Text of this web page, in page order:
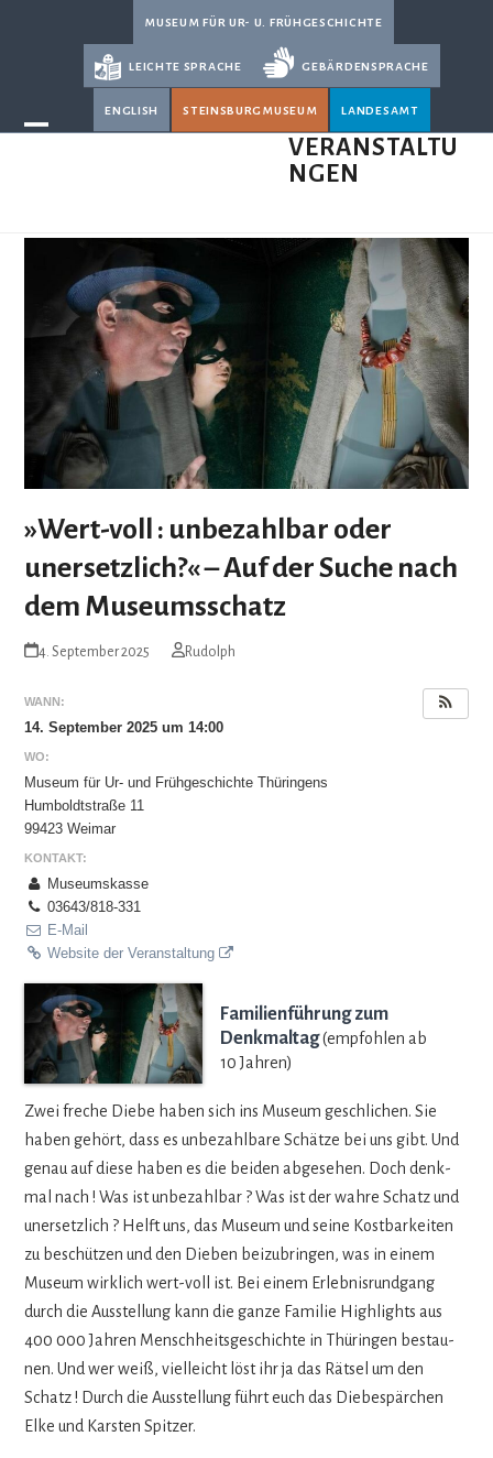
museum für ur- u. frühgeschichte
leichte sprache gebärdensprache
english steinsburgmuseum landesamt
VERANSTALTU
NGEN
»Wert-voll : unbezahlbar oder
unersetzlich?« – Auf der Suche nach
dem Museumsschatz
4. September 2025 Rudolph
WANN:
14. September 2025 um 14:00
WO:
Museum für Ur- und Frühgeschichte Thüringens
Humboldtstraße 11
99423 Weimar
KONTAKT:
Museumskasse
03643/818-331
E-Mail
Website der Veranstaltung
Familienführung zum
Denkmaltag(empfohlen ab
10 Jahren)
Zwei fre­che Diebe haben sich ins Museum geschli­chen. Sie
haben gehört, dass es unbe­zahl­bare Schätze bei uns gibt. Und
genau auf diese haben es die bei­den abge­se­hen. Doch denk-
mal nach ! Was ist unbe­zahl­bar ? Was ist der wahre Schatz und
uner­setz­lich ? Helft uns, das Museum und seine Kost­bar­kei­ten
zu beschüt­zen und den Die­ben bei­zu­brin­gen, was in einem
Museum wirk­lich wert-voll ist. Bei einem Erleb­nis­rund­gang
durch die Aus­stel­lung kann die ganze Fami­lie High­lights aus
400 000 Jah­ren Mensch­heits­ge­schichte in Thü­rin­gen bestau­
nen. Und wer weiß, viel­leicht löst ihr ja das Rät­sel um den
Schatz ! Durch die Aus­stel­lung führt euch das Die­bes­pär­chen
Elke und Kars­ten Spitzer.